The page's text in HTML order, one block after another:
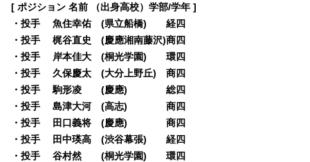
[ ポジション 名前 （出身高校）学部/学年 ]
・投手 魚住幸佑 (県立船橋) 経四
・投手 梶谷直史 (慶應湘南藤沢)商四
・投手 岸本佳大 (桐光学園) 環四
・投手 久保慶太 (大分上野丘) 商四
・投手 駒形凌 (慶應) 総四
・投手 島津大河 (高志) 商四
・投手 田口義将 (慶應) 商四
・投手 田中瑛高 (渋谷幕張) 経四
・投手 谷村然 (桐光学園) 環四